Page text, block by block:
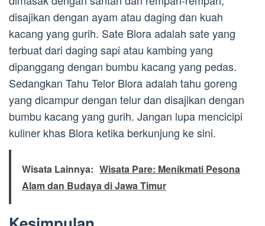
disajikan dengan ayam atau daging dan kuah
kacang yang gurih. Sate Blora adalah sate yang
terbuat dari daging sapi atau kambing yang
dipanggang dengan bumbu kacang yang pedas.
Sedangkan Tahu Telor Blora adalah tahu goreng
yang dicampur dengan telur dan disajikan dengan
bumbu kacang yang gurih. Jangan lupa mencicipi
kuliner khas Blora ketika berkunjung ke sini.
Wisata Lainnya: Wisata Pare: Menikmati Pesona
Alam dan Budaya di Jawa Timur